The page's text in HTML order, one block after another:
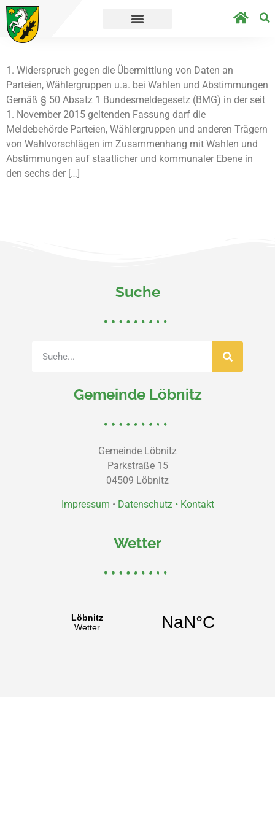
direkt zur Umfrage.
1. Widerspruch gegen die Übermittlung von Daten an
Parteien, Wählergruppen u.a. bei Wahlen und Abstimmungen
Gemäß § 50 Absatz 1 Bundesmeldegesetz (BMG) in der seit
1. November 2015 geltenden Fassung darf die
Meldebehörde Parteien, Wählergruppen und anderen Trägern
von Wahlvorschlägen im Zusammenhang mit Wahlen und
Abstimmungen auf staatlicher und kommunaler Ebene in
den sechs der […]
Suche
Gemeinde Löbnitz
Gemeinde Löbnitz
Parkstraße 15
04509 Löbnitz
Impressum • Datenschutz • Kontakt
Wetter